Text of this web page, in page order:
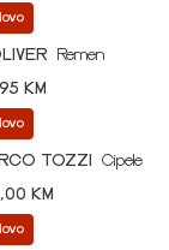
Remen
KM
TOZZI
Cipele
KM